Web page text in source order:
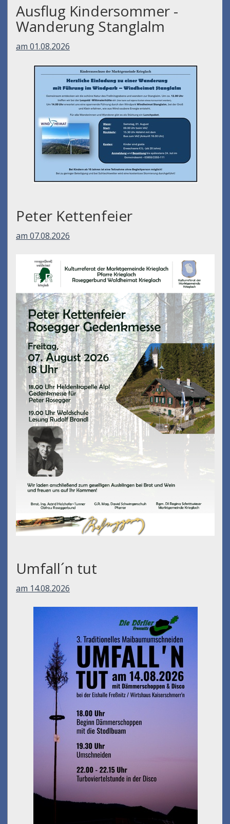
Ausflug Kindersommer -
Wanderung Stanglalm
am 01.08.2026
Peter Kettenfeier
am 07.08.2026
Umfall´n tut
am 14.08.2026